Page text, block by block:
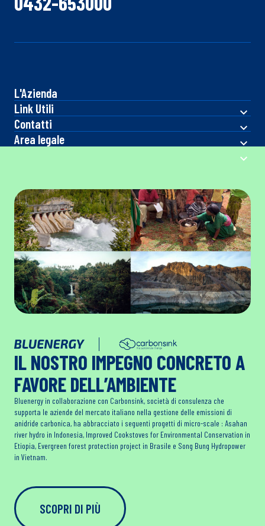
L'Azienda
Link Utili
Contatti
Area legale
IL NOSTRO IMPEGNO CONCRETO A
FAVORE DELL’AMBIENTE
Bluenergy in collaborazione con Carbonsink, società di consulenza che
supporta le aziende del mercato italiano nella gestione delle emissioni di
anidride carbonica, ha abbracciato i seguenti progetti di micro-scale : Asahan
river hydro in Indonesia, Improved Cookstoves for Environmental Conservation in
Etiopia, Evergreen forest protection project in Brasile e Song Bung Hydropower
in Vietnam.
SCOPRI DI PIÙ